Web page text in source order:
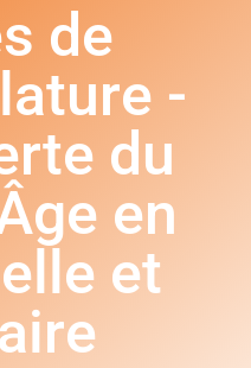
de
-
du
en
et